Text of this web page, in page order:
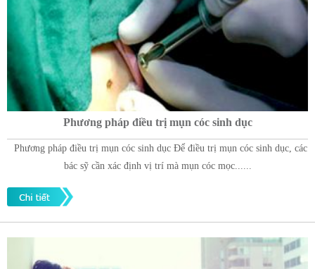
Phương pháp điều trị mụn cóc sinh dục
Phương pháp điều trị mụn cóc sinh dục Để điều trị mụn cóc sinh dục, các
bác sỹ cần xác định vị trí mà mụn cóc mọc......